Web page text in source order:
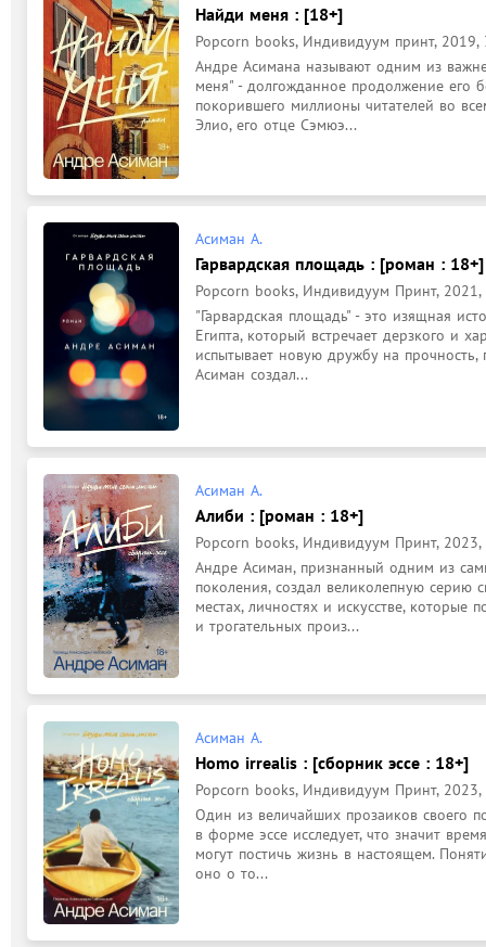
Найди меня : [18+]
Popcorn books, Индивидуум принт, 2019,
Андре Асимана называют одним из
меня" - долгожданное продолжение его
покорившего миллионы читателей во
Элио, его отце Сэмюэ...
Асиман А.
Гарвардская площадь : [роман : 18+]
Popcorn books, Индивидуум Принт, 2021,
"Гарвардская площадь" - это изящная
Египта, который встречает дерзкого и
испытывает новую дружбу на
Асиман создал...
Асиман А.
Алиби : [роман : 18+]
Popcorn books, Индивидуум Принт, 2023,
Андре Асиман, признанный одним из
поколения, создал великолепную серию
местах, личностях и искусстве, которые
и трогательных произ...
Асиман А.
Homo irrealis : [сборник эссе : 18+]
Popcorn books, Индивидуум Принт, 2023,
Один из величайших прозаиков своего
в форме эссе исследует, что значит
могут постичь жизнь в настоящем.
оно о то...